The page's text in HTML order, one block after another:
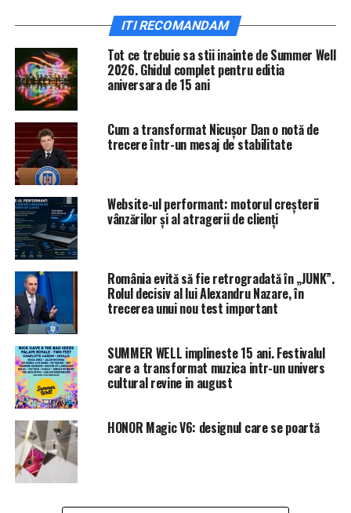
S-a aflat! Sacrificiul pe care îl fac 70% dintre angajații
din România | IasiAZI.roITI RECOMANDAM
Tot ce trebuie sa stii inainte de Summer Well
2026. Ghidul complet pentru editia
aniversara de 15 ani
Cum a transformat Nicușor Dan o notă de
trecere într-un mesaj de stabilitate
Website-ul performant: motorul creșterii
vânzărilor și al atragerii de clienți
România evită să fie retrogradată în „JUNK”.
Rolul decisiv al lui Alexandru Nazare, în
trecerea unui nou test important
SUMMER WELL implineste 15 ani. Festivalul
care a transformat muzica intr-un univers
cultural revine in august
HONOR Magic V6: designul care se poartă